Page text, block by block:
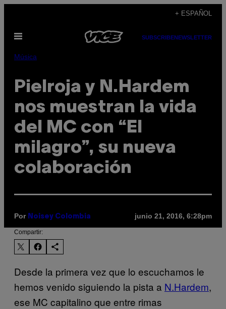
contenido
+ ESPAÑOL
Abrir
SUBSCRIBENEWSLETTER
Música
Pielroja y N.Hardem
nos muestran la vida
del MC con “El
milagro”, su nueva
colaboración
Por Noisey Colombia junio 21, 2016, 6:28pm
Compartir:
Desde la primera vez que lo escuchamos le
hemos venido siguiendo la pista a N.Hardem,
ese MC capitalino que entre rimas